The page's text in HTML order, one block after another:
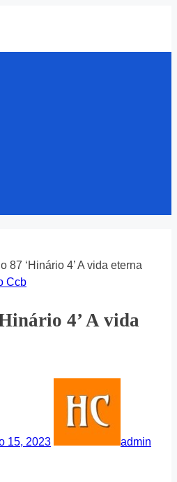
87 ‘Hinário 4’ A vida eterna
Ccb
4’ A vida
15, 2023
admin